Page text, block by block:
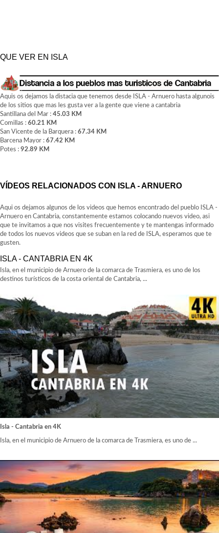
QUE VER EN ISLA
Aquis os dejamos la distacia que tenemos desde ISLA - Arnuero hasta algunois
de los sitios que mas les gusta ver a la gente que viene a cantabria
Santillana del Mar : 45.03 KM
Comillas : 60.21 KM
San Vicente de la Barquera : 67.34 KM
Barcena Mayor : 67.42 KM
Potes : 92.89 KM
VÍDEOS RELACIONADOS CON ISLA - ARNUERO
Aqui os dejamos algunos de los videos que hemos encontrado del pueblo ISLA -
Arnuero en Cantabria, constantemente estamos colocando nuevos video, asi
que te invitamos a que nos visites frecuentemente y te mantengas informado
de todos los nuevos videos que se suban en la red de ISLA, esperamos que te
gusten.
ISLA - CANTABRIA EN 4K
Isla, en el municipio de Arnuero de la comarca de Trasmiera, es uno de los
destinos turísticos de la costa oriental de Cantabria, ...
Isla - Cantabria en 4K
Isla, en el municipio de Arnuero de la comarca de Trasmiera, es uno de ...